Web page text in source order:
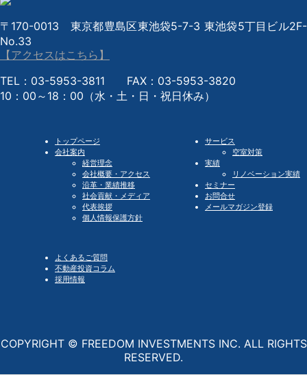
〒170-0013 東京都豊島区東池袋5-7-3 東池袋5丁目ビル2F-
No.33
【アクセスはこちら】
TEL：03-5953-3811 FAX：03-5953-3820
10：00～18：00（水・土・日・祝日休み）
トップページ
会社案内
経営理念
会社概要・アクセス
沿革・業績推移
社会貢献・メディア
代表挨拶
個人情報保護方針
サービス
空室対策
実績
リノベーション実績
セミナー
お問合せ
メールマガジン登録
よくあるご質問
不動産投資コラム
採用情報
COPYRIGHT © FREEDOM INVESTMENTS INC. ALL RIGHTS
RESERVED.